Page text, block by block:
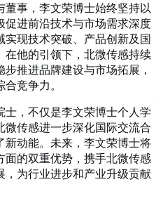
事，李文荣博士始终坚持以
进前沿技术与市场需求深度
现技术突破、产品创新及国
在他的引领下，北微传感持续
推进品牌建设与市场拓展，
竞争力。
，不仅是李文荣博士个人学
传感进一步深化国际交流合
动能。未来，李文荣博士将
的双重优势，携手北微传感
为行业进步和产业升级贡献